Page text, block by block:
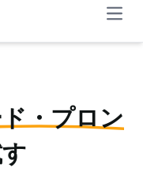
・プロン